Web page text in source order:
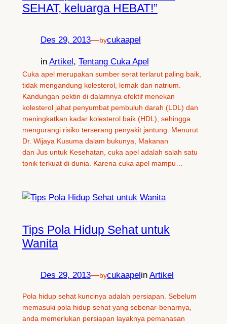
SEHAT, keluarga HEBAT!”
Des 29, 2013—bycukaapel
in Artikel, Tentang Cuka Apel
Cuka apel merupakan sumber serat terlarut paling baik,
tidak mengandung kolesterol, lemak dan natrium.
Kandungan pektin di dalamnya efektif menekan
kolesterol jahat penyumbat pembuluh darah (LDL) dan
meningkatkan kadar kolesterol baik (HDL), sehingga
mengurangi risiko terserang penyakit jantung. Menurut
Dr. Wijaya Kusuma dalam bukunya, Makanan
dan Jus untuk Kesehatan, cuka apel adalah salah satu
tonik terkuat di dunia. Karena cuka apel mampu…
Tips Pola Hidup Sehat untuk
Wanita
Des 29, 2013—bycukaapelin Artikel
Pola hidup sehat kuncinya adalah persiapan. Sebelum
memasuki pola hidup sehat yang sebenar-benarnya,
anda memerlukan persiapan layaknya pemanasan